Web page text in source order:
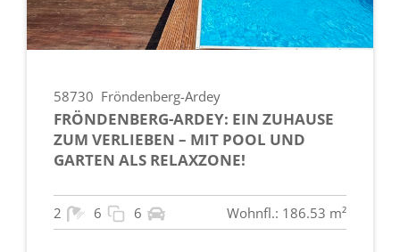
58730 Fröndenberg-Ardey
FRÖNDENBERG-ARDEY: EIN ZUHAUSE
ZUM VERLIEBEN – MIT POOL UND
GARTEN ALS RELAXZONE!
2 6 6 Wohnfl.: 186.53 m²